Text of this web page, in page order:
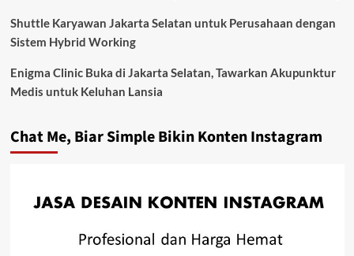
Shuttle Karyawan Jakarta Selatan untuk Perusahaan dengan
Sistem Hybrid Working
Enigma Clinic Buka di Jakarta Selatan, Tawarkan Akupunktur
Medis untuk Keluhan Lansia
Chat Me, Biar Simple Bikin Konten Instagram